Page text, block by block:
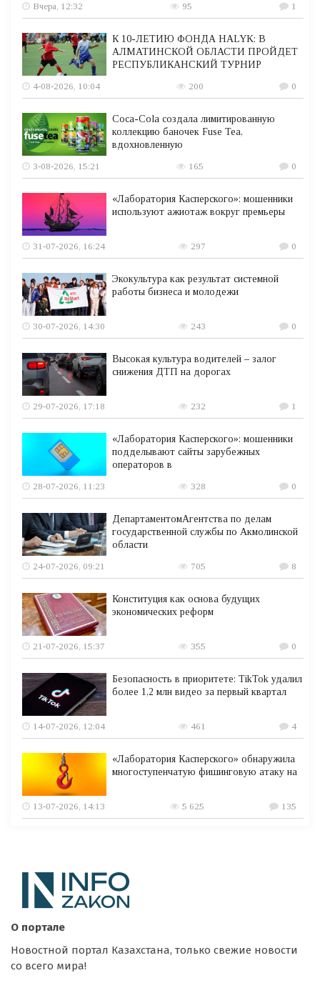
Вчера, 12:32 95 1
К 10-ЛЕТИЮ ФОНДА HALYK: В
АЛМАТИНСКОЙ ОБЛАСТИ ПРОЙДЕТ
РЕСПУБЛИКАНСКИЙ ТУРНИР
4-08-2026, 10:04
200 0
Coca-Cola создала лимитированную
коллекцию баночек Fuse Tea,
вдохновленную
3-08-2026, 15:21
165 0
«Лаборатория Касперского»: мошенники
используют ажиотаж вокруг премьеры
31-07-2026, 16:24 297 0
Экокультура как результат системной
работы бизнеса и молодежи
30-07-2026, 14:30 243 0
Высокая культура водителей – залог
снижения ДТП на дорогах
29-07-2026, 17:18 232 1
«Лаборатория Касперского»: мошенники
подделывают сайты зарубежных
операторов в
28-07-2026, 11:23
328 0
ДепартаментомАгентства по делам
государственной службы по Акмолинской
области
24-07-2026, 09:21
705 8
Конституция как основа будущих
экономических реформ
21-07-2026, 15:37 355 0
Безопасность в приоритете: TikTok удалил
более 1,2 млн видео за первый квартал
14-07-2026, 12:04 461 4
«Лаборатория Касперского» обнаружила
многоступенчатую фишинговую атаку на
13-07-2026, 14:13 5 625 135
О портале
Новостной портал Казахстана, только свежие новости
со всего мира!